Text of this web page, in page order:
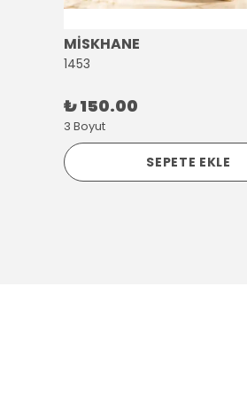
MİSKHANE
1453
₺ 150.00
3 Boyut
SEPETE EKLE